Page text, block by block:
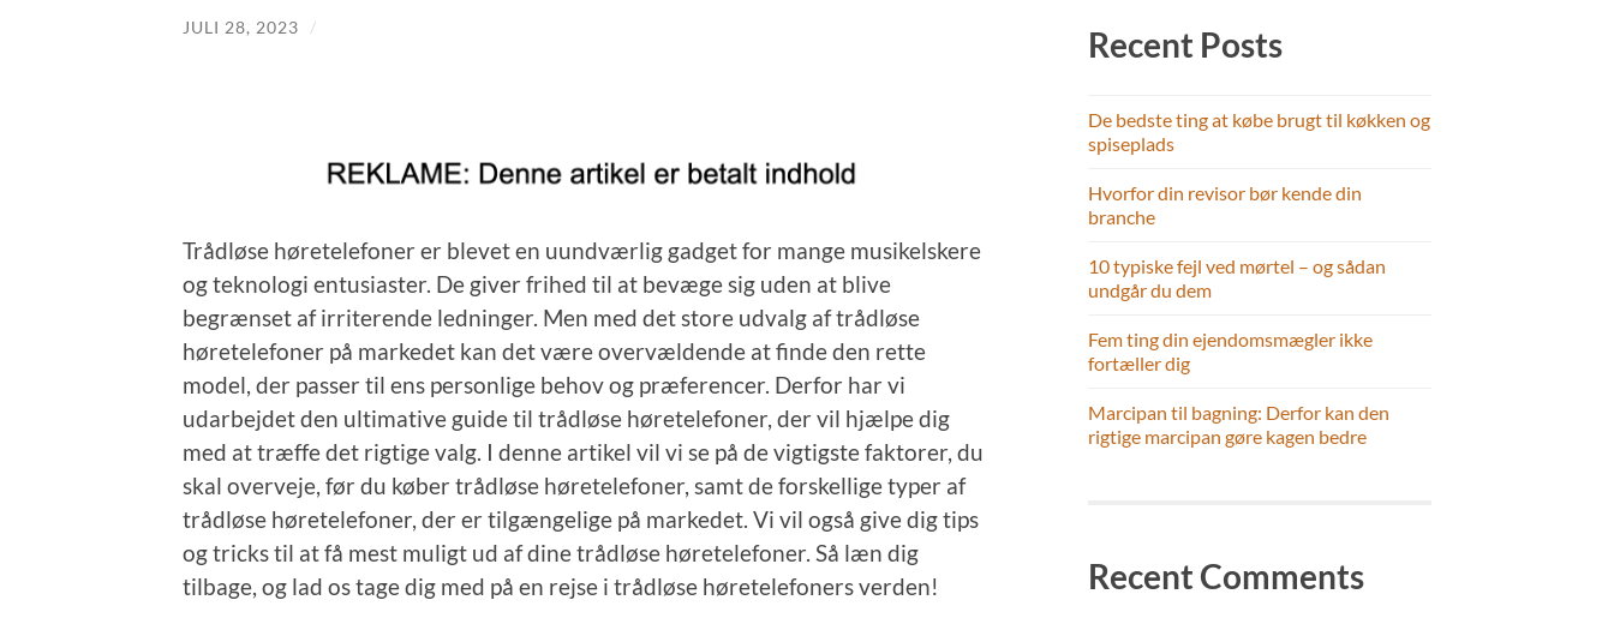
JULI 28, 2023 /
Trådløse høretelefoner er blevet en uundværlig gadget for mange musikelskere
og teknologi entusiaster. De giver frihed til at bevæge sig uden at blive
begrænset af irriterende ledninger. Men med det store udvalg af trådløse
høretelefoner på markedet kan det være overvældende at finde den rette
model, der passer til ens personlige behov og præferencer. Derfor har vi
udarbejdet den ultimative guide til trådløse høretelefoner, der vil hjælpe dig
med at træffe det rigtige valg. I denne artikel vil vi se på de vigtigste faktorer, du
skal overveje, før du køber trådløse høretelefoner, samt de forskellige typer af
trådløse høretelefoner, der er tilgængelige på markedet. Vi vil også give dig tips
og tricks til at få mest muligt ud af dine trådløse høretelefoner. Så læn dig
tilbage, og lad os tage dig med på en rejse i trådløse høretelefoners verden!
Recent Posts
De bedste ting at købe brugt til køkken og
spiseplads
Hvorfor din revisor bør kende din
branche
10 typiske fejl ved mørtel – og sådan
undgår du dem
Fem ting din ejendomsmægler ikke
fortæller dig
Marcipan til bagning: Derfor kan den
rigtige marcipan gøre kagen bedre
Recent Comments